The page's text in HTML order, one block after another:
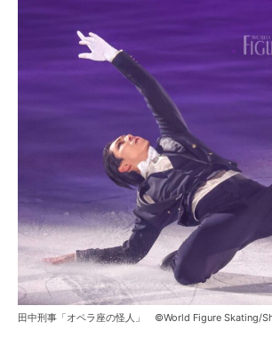
田中刑事「オペラ座の怪人」 ©World Figure Skating/